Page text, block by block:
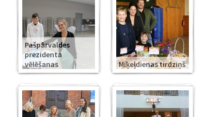
Pašpārvaldes
prezidenta
vēlēšanas
Miķeļdienas tirdziņš